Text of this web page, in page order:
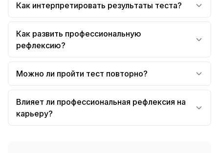
Как интерпретировать результаты теста?
Как развить профессиональную
рефлексию?
Можно ли пройти тест повторно?
Влияет ли профессиональная рефлексия на
карьеру?